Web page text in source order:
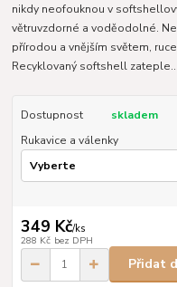
nikdy neofouknou v
větruvzdorné a voděodolné.
přírodou a vnějším světem,
Recyklovaný softshell zateple...
Dostupnost
skladem
Rukavice a válenky
349 Kč/ks
288 Kč bez DPH
Přidat